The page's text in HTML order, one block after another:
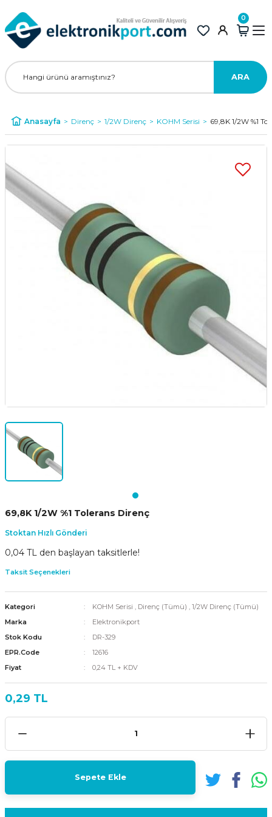
ARA
0
Anasayfa Direnç 1/2W Direnç KOHM Serisi 69,8K 1/2W %1
69,8K 1/2W %1 Tolerans Direnç
Stoktan Hızlı Gönderi
0,04 TL den başlayan taksitlerle!
Taksit Seçenekleri
Kategori KOHM Serisi , Direnç (Tümü) , 1/2W Direnç (Tümü)
Marka
Elektronikport
Stok Kodu
DR-329
EPR.Code
12616
Fiyat
0,24 TL + KDV
0,29 TL
Sepete Ekle